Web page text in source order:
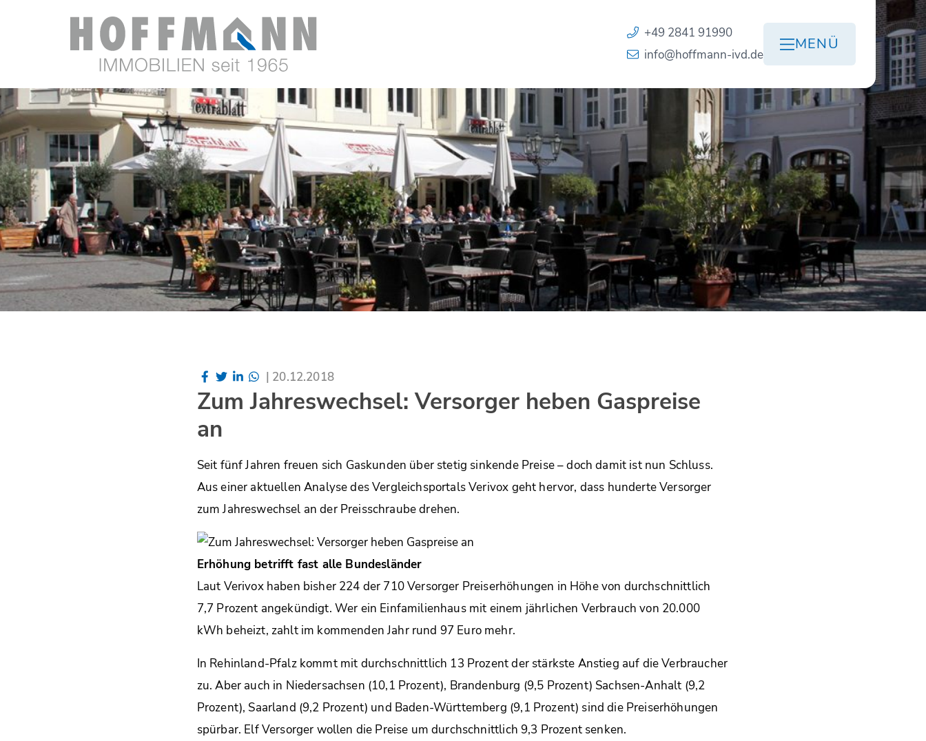
+49 2841 91990
info@hoffmann-ivd.de
MENÜ
| 20.12.2018
Zum Jahreswechsel: Versorger heben Gaspreise
an
Seit fünf Jahren freuen sich Gaskunden über stetig sinkende Preise – doch damit ist nun Schluss.
Aus einer aktuellen Analyse des Vergleichsportals Verivox geht hervor, dass hunderte Versorger
zum Jahreswechsel an der Preisschraube drehen.
Erhöhung betrifft fast alle Bundesländer
Laut Verivox haben bisher 224 der 710 Versorger Preiserhöhungen in Höhe von durchschnittlich
7,7 Prozent angekündigt. Wer ein Einfamilienhaus mit einem jährlichen Verbrauch von 20.000
kWh beheizt, zahlt im kommenden Jahr rund 97 Euro mehr.
In Rehinland-Pfalz kommt mit durchschnittlich 13 Prozent der stärkste Anstieg auf die Verbraucher
zu. Aber auch in Niedersachsen (10,1 Prozent), Brandenburg (9,5 Prozent) Sachsen-Anhalt (9,2
Prozent), Saarland (9,2 Prozent) und Baden-Württemberg (9,1 Prozent) sind die Preiserhöhungen
spürbar. Elf Versorger wollen die Preise um durchschnittlich 9,3 Prozent senken.